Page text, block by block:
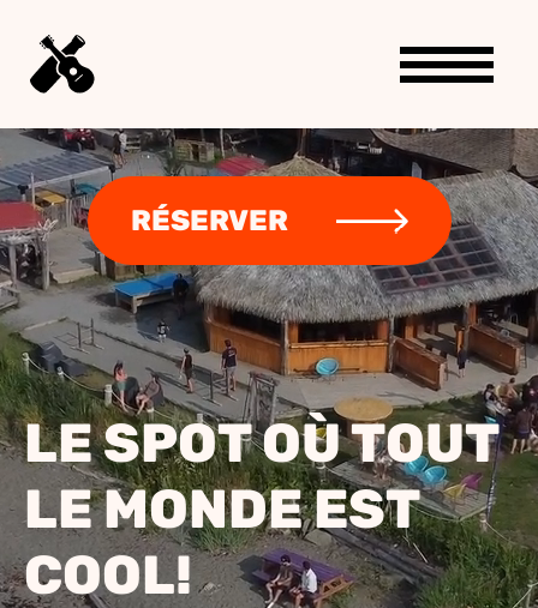
RÉSERVER
LE SPOT OÙ TOUT
LE MONDE EST
COOL!